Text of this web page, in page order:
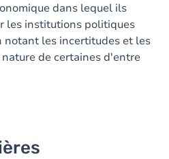
dans lequel ils
les institutions politiques
les incertitudes et les
de certaines d'entre